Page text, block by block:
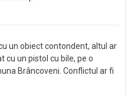
un obiect contondent, altul ar
cu un pistol cu bile, pe o
Brâncoveni. Conflictul ar fi